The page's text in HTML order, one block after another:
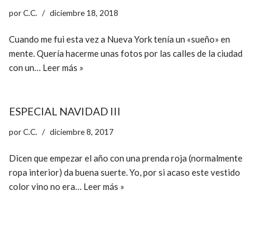
porC.C. diciembre 18, 2018
Cuando me fui esta vez a Nueva York tenía un «sueño» en
mente. Quería hacerme unas fotos por las calles de la ciudad
con un… Leer más »
ESPECIAL NAVIDAD III
porC.C. diciembre 8, 2017
Dicen que empezar el año con una prenda roja (normalmente
ropa interior) da buena suerte. Yo, por si acaso este vestido
color vino no era… Leer más »